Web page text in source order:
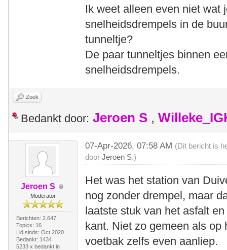
Ik weet alleen even niet wat
snelheidsdrempels in de
tunneltje?
De paar tunneltjes binnen
snelheidsdrempels.
Zoek
Bedankt door: Jeroen S ,
Jeroen S
Moderator
Berichten: 2.647
Topics: 16
Lid sinds: Oct 2020
Bedankt: 1434
5233 x bedankt in
07-Apr-2026, 07:58 AM (Dit bericht is
doorJeroen S.)
Het was het station van
nog zonder drempel, maar
laatste stuk van het asfalt
kant. Niet zo gemeen als
voetbak zelfs even aanliep.